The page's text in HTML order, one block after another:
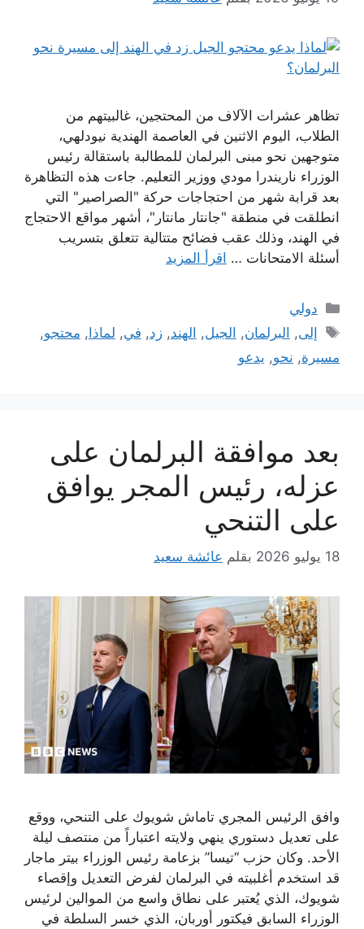
تظاهر عشرات الآلاف من المحتجين، غالبيتهم من
الطلاب، اليوم الاثنين في العاصمة الهندية نيودلهي،
متوجهين نحو مبنى البرلمان للمطالبة باستقالة رئيس
الوزراء ناريندرا مودي ووزير التعليم. جاءت هذه التظاهرة
بعد قرابة شهر من احتجاجات حركة "الصراصير" التي
انطلقت في منطقة "جانتار مانتار"، أشهر مواقع الاحتجاج
في الهند، وذلك عقب فضائح متتالية تتعلق بتسريب
أسئلة الامتحانات … اقرأ المزيد
التصنيفات
دولي
الوسوم
إلى, البرلمان, الجيل, الهند,زد, في, لماذا , محتجو,
مسيرة, نحو, يدعو
بعد موافقة البرلمان على
عزله، رئيس المجر يوافق
على التنحي
18 يوليو 2026 بقلم عائشة سعيد
وافق الرئيس المجري تاماش شويوك على التنحي، ووقع
على تعديل دستوري ينهي ولايته اعتباراً من منتصف ليلة
الأحد. وكان حزب “تيسا” بزعامة رئيس الوزراء بيتر ماجار
قد استخدم أغلبيته في البرلمان لفرض التعديل وإقصاء
شويوك، الذي يُعتبر على نطاق واسع من الموالين لرئيس
الوزراء السابق فيكتور أوربان، الذي خسر السلطة في